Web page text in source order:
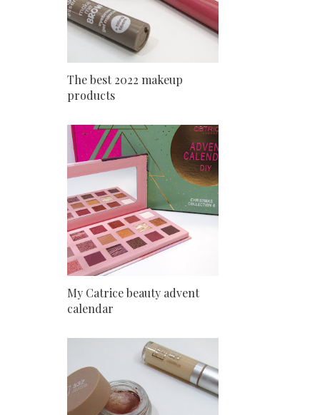
The best 2022 makeup
products
My Catrice beauty advent
calendar